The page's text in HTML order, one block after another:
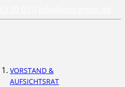
VORSTAND &
AUFSICHTSRAT